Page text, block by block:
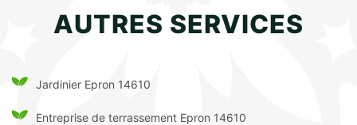
AUTRES SERVICES
Jardinier Epron 14610
Entreprise de terrassement Epron 14610